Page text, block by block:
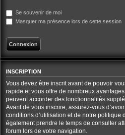
Se souvenir de moi
Masquer ma présence lors de cette session
INSCRIPTION
Vous devez être inscrit avant de pouvoir
rapide et vous offre de nombreux
peuvent accorder des fonctionnalités
Avant de vous inscrire, assurez-vous
conditions d’utilisation et de notre politique
également prendre le temps de consulter
forum lors de votre navigation.